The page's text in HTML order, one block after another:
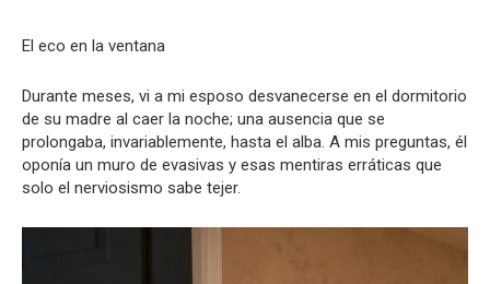
El eco en la ventana
Durante meses, vi a mi esposo desvanecerse en el dormitorio
de su madre al caer la noche; una ausencia que se
prolongaba, invariablemente, hasta el alba. A mis preguntas, él
oponía un muro de evasivas y esas mentiras erráticas que
solo el nerviosismo sabe tejer.